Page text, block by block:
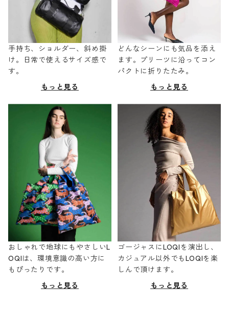
手持ち、ショルダー、斜め掛
け。日常で使えるサイズ感で
す。
もっと見る
どんなシーンにも気品を添え
ます。プリーツに沿ってコン
パクトに折りたたみ。
もっと見る
おしゃれで地球にもやさしいL
OQIは、環境意識の高い方に
もぴったりです。
もっと見る
ゴージャスにLOQIを演出し、
カジュアル以外でもLOQIを楽
しんで頂けます。
もっと見る